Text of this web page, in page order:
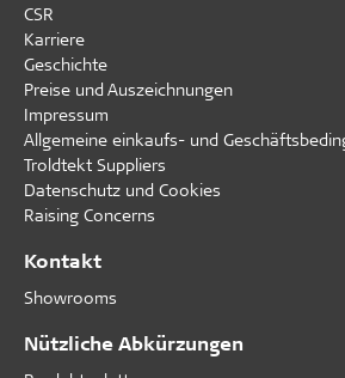
CSR
Karriere
Geschichte
Preise und Auszeichnungen
Impressum
Allgemeine einkaufs- und
Troldtekt Suppliers
Datenschutz und Cookies
Raising Concerns
Kontakt
Showrooms
Nützliche Abkürzungen